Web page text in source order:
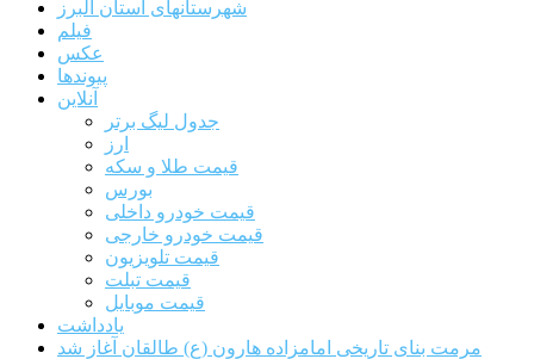
شهرستانهای استان البرز
فیلم
عکس
پیوندها
آنلاین
جدول لیگ برتر
ارز
قیمت طلا و سکه
بورس
قیمت خودرو داخلی
قیمت خودرو خارجی
قیمت تلویزیون
قیمت تبلت
قیمت موبایل
یادداشت
مرمت بنای تاریخی امامزاده هارون (ع) طالقان آغاز شد